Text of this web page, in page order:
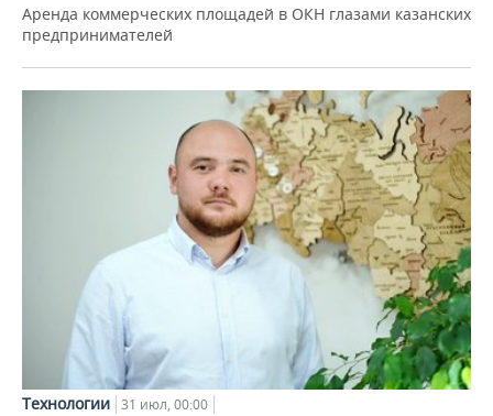
Аренда коммерческих площадей в ОКН глазами казанских
предпринимателей
Технологии 31 июл, 00:00